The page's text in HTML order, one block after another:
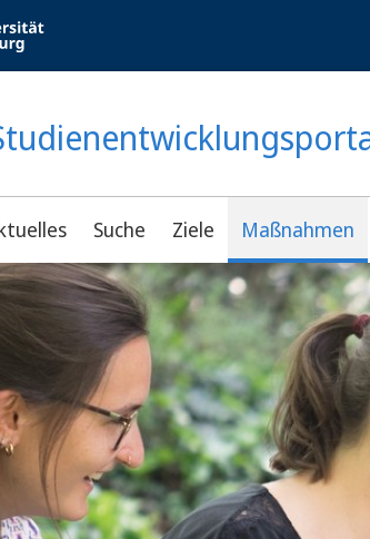
VERSION
Suche Ziele Maßnahmen